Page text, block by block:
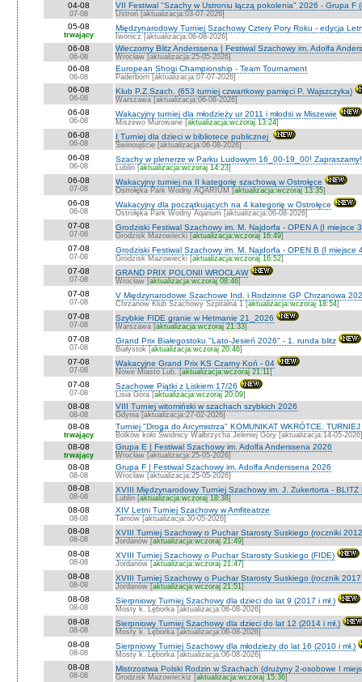
04-08
07-08
VII Festiwal "Szachy w Ustroniu łączą pokolenia" 2026 - Grupa F
Ustroń [aktualizacja:03-07-2026]
05-08
trwający
Międzynarodowy Turniej Szachowy Cztery Pory Roku - edycja
Iwonicz [aktualizacja:06-08-2026]
06-08
06-08
Wieczorny Blitz Anderssena | Festiwal Szachowy im. Adolfa
Wrocław [aktualizacja:25-05-2026]
06-08
06-08
European Shogi Championship - Team Tournament
Paderborn [aktualizacja:07-07-2026]
06-08
06-08
Klub P.Z.Szach. (653 turniej czwartkowy pamięci P. Wajszczyka)
Warszawa [aktualizacja:06-08-2026]
06-08
06-08
Wakacyjny turniej dla młodzieży ur 2011 i młodsi w Miszewie
Miszewo Murowane [aktualizacja:wczoraj 13:24]
06-08
06-08
I Turniej dla dzieci w bibliotece publicznej
Świnoujście [aktualizacja:06-08-2026]
06-08
06-08
Szachy w plenerze w Parku Ludowym 16_00-19_00! Zapraszamy!
Lublin [aktualizacja:wczoraj 14:23]
06-08
07-08
Wakacyjny turniej na II kategorię szachową w Ostrołęce
Ostrołęka Park Wodny AQARIUM [aktualizacja:wczoraj 13:35]
06-08
06-08
Wakacyjny dla początkujących na 4 kategorię w Ostrołęce
Ostrołęka Park Wodny Aqarium [aktualizacja:06-08-2026]
07-08
07-08
Grodziski Festiwal Szachowy im. M. Najdorfa - OPEN A (I miejsce
Grodzisk Mazowiecki [aktualizacja:wczoraj 16:49]
07-08
07-08
Grodziski Festiwal Szachowy im. M. Najdorfa - OPEN B (I miejsce
Grodzisk Mazowiecki [aktualizacja:wczoraj 16:52]
07-08
07-08
GRAND PRIX POLONII WROCŁAW
Wrocław [aktualizacja:wczoraj 08:46]
07-08
07-08
V Międzynarodowe Szachowe Ind. i Rodzinne GP Chrzanowa
Chrzanów Klub Szachowy Szpitalna 1 [aktualizacja:wczoraj 18:54]
07-08
07-08
Szybkie FIDE granie w Hetmanie 21_2026
Warszawa [aktualizacja:wczoraj 21:33]
07-08
07-08
Grand Prix Białegostoku "Lato-Jesień 2026" - 1. runda blitz
Białystok [aktualizacja:wczoraj 20:46]
07-08
07-08
Wakacyjne Grand Prix KS Czarny Koń - 04
Nowe Miasto Lub. [aktualizacja:wczoraj 21:11]
07-08
07-08
Szachowe Piątki z Liskiem 17/26
Lisia Góra [aktualizacja:wczoraj 20:09]
08-08
08-08
VIII Turniej witomiński w szachach szybkich 2026
Gdynia [aktualizacja:27-02-2026]
08-08
trwający
Turniej "Droga do Arcymistrza" KOMUNIKAT WKRÓTCE.
Bolków koło Świdnicy Wałbrzycha Jeleniej Góry [aktualizacja:14-05-2026]
08-08
trwający
Grupa E | Festiwal Szachowy im. Adolfa Anderssena 2026
Wrocław [aktualizacja:25-05-2026]
08-08
08-08
Grupa F | Festiwal Szachowy im. Adolfa Anderssena 2026
Wrocław [aktualizacja:25-05-2026]
08-08
08-08
XVIII Międzynarodowy Turniej Szachowy im. J. Zukertorta -
Lublin [aktualizacja:wczoraj 18:38]
08-08
08-08
XIV Letni Turniej Szachowy w Amfiteatrze
Tarnów [aktualizacja:30-05-2026]
08-08
08-08
XVIII Turniej Szachowy o Puchar Starosty Suskiego (roczniki
Jordanów [aktualizacja:wczoraj 21:49]
08-08
08-08
XVIII Turniej Szachowy o Puchar Starosty Suskiego (FIDE)
Jordanów [aktualizacja:wczoraj 21:47]
08-08
08-08
XVIII Turniej Szachowy o Puchar Starosty Suskiego (rocznik 2017
Jordanów [aktualizacja:wczoraj 21:51]
08-08
08-08
Sierpniowy Turniej Szachowy dla dzieci do lat 9 (2017 i mł.)
Mosty k. Lęborka [aktualizacja:06-08-2026]
08-08
08-08
Sierpniowy Turniej Szachowy dla dzieci do lat 12 (2014 i mł.)
Mosty k. Lęborka [aktualizacja:06-08-2026]
08-08
08-08
Sierpniowy Turniej Szachowy dla młodzieży do lat 16 (2010 i mł.)
Mosty k. Lęborka [aktualizacja:06-08-2026]
08-08
08-08
Mistrzostwa Polski Rodzin w Szachach (drużyny 2-osobowe I
Grodzisk Mazowieckiz [aktualizacja:wczoraj 15:36]